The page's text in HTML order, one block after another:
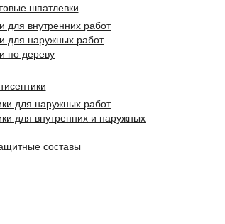
шпатлевки
для внутренних работ
для наружных работ
по дереву
для наружных работ
для внутренних и наружных
составы